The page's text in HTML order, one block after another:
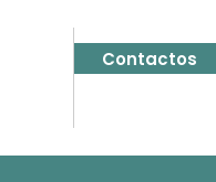
Contactos